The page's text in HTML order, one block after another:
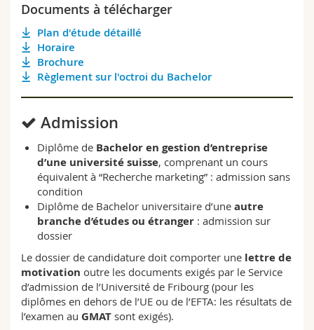
Documents à télécharger
Plan d'étude détaillé
Horaire
Brochure
Règlement sur l'octroi du Bachelor
Admission
Diplôme de Bachelor en gestion d’entreprise
d’une université suisse, comprenant un cours
équivalent à “Recherche marketing” : admission sans
condition
Diplôme de Bachelor universitaire d’une autre
branche d’études ou étranger: admission sur
dossier
Le dossier de candidature doit comporter une lettre de
motivation outre les documents exigés par le Service
d’admission de l’Université de Fribourg (pour les
diplômes en dehors de l’UE ou de l’EFTA: les résultats de
l’examen au GMAT sont exigés).